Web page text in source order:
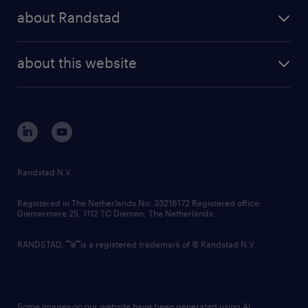
randstad professional
randstad digital
about Randstad
corporate governance
randstad innovation fund
country websites
about this website
Randstad N.V.
Registered in The Netherlands No: 33216172 Registered office:
Diemermere 25, 1112 TC Diemen, The Netherlands.
RANDSTAD, is a registered trademark of © Randstad N.V.
Some images on our website have been generated using AI.